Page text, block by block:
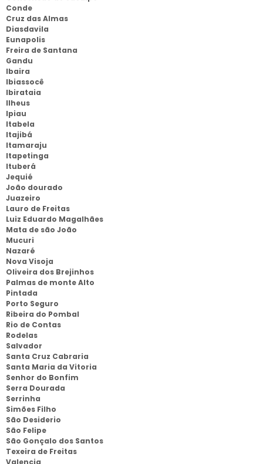
Conde
Cruz das Almas
Diasdavila
Eunapolis
Freira de Santana
Gandu
Ibaira
Ibiassocê
Ibirataia
Ilheus
Ipiau
Itabela
Itajibá
Itamaraju
Itapetinga
Ituberá
Jequié
João dourado
Juazeiro
Lauro de Freitas
Luiz Eduardo Magalhães
Mata de são João
Mucuri
Nazaré
Nova Visoja
Oliveira dos Brejinhos
Palmas de monte Alto
Pintada
Porto Seguro
Ribeira do Pombal
Rio de Contas
Rodelas
Salvador
Santa Cruz Cabraria
Santa Maria da Vitoria
Senhor do Bonfim
Serra Dourada
Serrinha
Simões Filho
São Desiderio
São Felipe
São Gonçalo dos Santos
Texeira de Freitas
Valencia